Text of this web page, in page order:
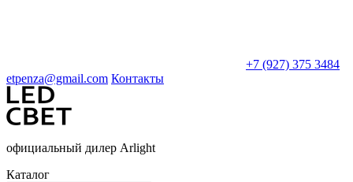
+7 (927) 375 3484
etpenza@gmail.com Контакты
официальный дилер Arlight
Каталог